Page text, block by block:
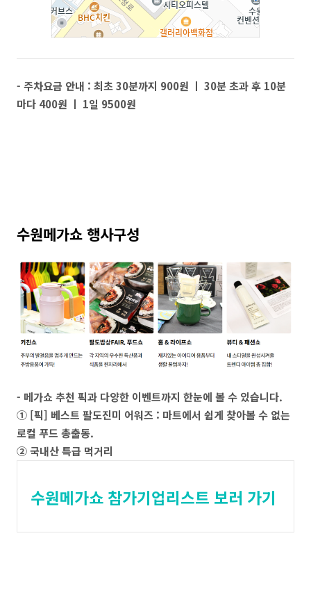
- 주차요금 안내 : 최초 30분까지 900원 ㅣ 30분 초과 후 10분
마다 400원 ㅣ 1일 9500원
수원메가쇼 행사구성
- 메가쇼 추천 픽과 다양한 이벤트까지 한눈에 볼 수 있습니다.
① [픽] 베스트 팔도진미 어워즈 : 마트에서 쉽게 찾아볼 수 없는
로컬 푸드 총출동.
② 국내산 특급 먹거리
수원메가쇼 참가기업리스트 보러 가기